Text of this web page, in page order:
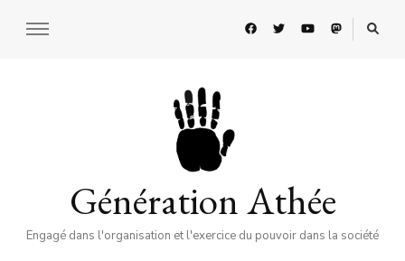
Génération Athée
Engagé dans l'organisation et l'exercice du pouvoir dans la société